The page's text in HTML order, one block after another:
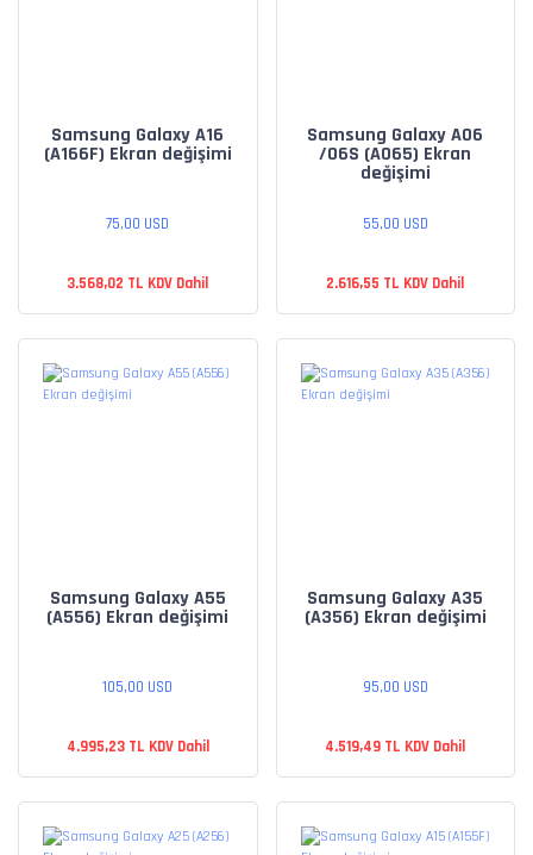
Samsung Galaxy A16
(A166F) Ekran değişimi
75,00 USD
3.568,02 TL KDV Dahil
Samsung Galaxy A06
/06S (A065) Ekran
değişimi
55,00 USD
2.616,55 TL KDV Dahil
Samsung Galaxy A55
(A556) Ekran değişimi
105,00 USD
4.995,23 TL KDV Dahil
Samsung Galaxy A35
(A356) Ekran değişimi
95,00 USD
4.519,49 TL KDV Dahil